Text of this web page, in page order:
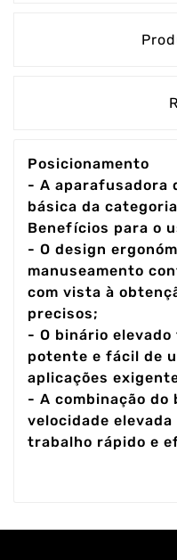
Posicionamento
- A aparafusadora
básica da
Benefícios para o
- O design
manuseamento
com vista à
precisos;
- O binário
potente e fácil de
aplicações
- A combinação do
velocidade
trabalho rápido e